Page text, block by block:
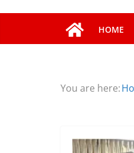
HOME
You are here: